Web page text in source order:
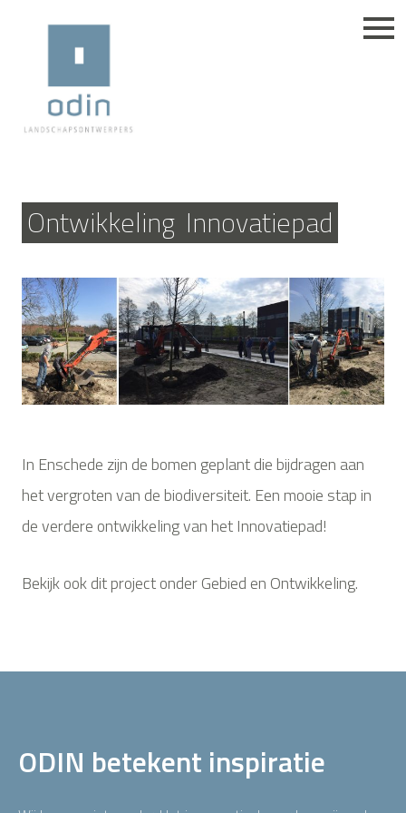
Ontwikkeling Innovatiepad
In Enschede zijn de bomen geplant die bijdragen aan
het vergroten van de biodiversiteit. Een mooie stap in
de verdere ontwikkeling van het Innovatiepad!
Bekijk ook dit project onder Gebied en Ontwikkeling.
ODIN betekent inspiratie